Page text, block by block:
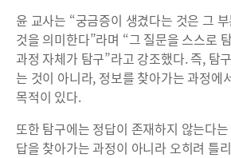
윤 교사는 “궁금증이 생겼다는 것은 그
것을 의미한다”라며 “그 질문을 스스로
과정 자체가 탐구”라고 강조했다. 즉, 탐
는 것이 아니라, 정보를 찾아가는 과정에
목적이 있다.
또한 탐구에는 정답이 존재하지 않는다
답을 찾아가는 과정이 아니라 오히려 틀